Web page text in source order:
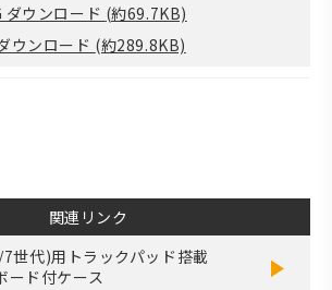
ダウンロード (約69.7KB)
ウンロード (約289.8KB)
関連リンク
世代)用トラックパッド搭載
ド付ケース